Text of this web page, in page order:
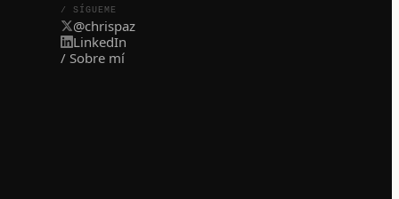
/ SÍGUEME
@chrispaz
LinkedIn
/ Sobre mí